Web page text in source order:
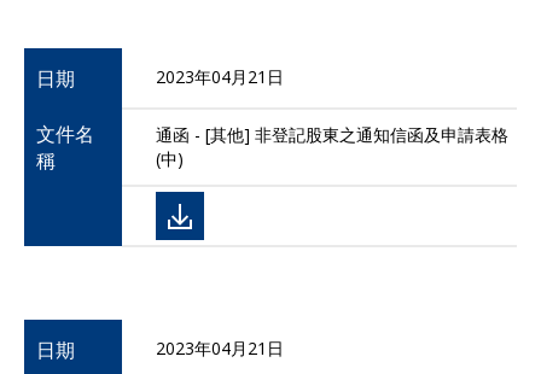
日期 2023年04月21日
文件名
稱
通函 - [其他] 非登記股東之通知信函及申請表格
(中)
日期 2023年04月21日